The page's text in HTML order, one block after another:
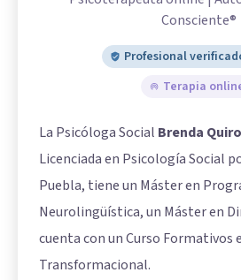
Consciente®
Profesional
Terapia
La Psicóloga Social Brenda
Licenciada en Psicología Social
Puebla, tiene un Máster en
Neurolingüística, un Máster en
cuenta con un Curso Formativos
Transformacional.